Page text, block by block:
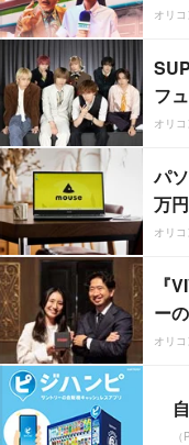
オリ
フ
オリ
パ
万
オリ
『
ー
オリ